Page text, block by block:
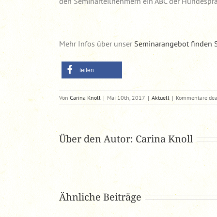
Mehr Infos über unserSeminarangebot finden
teilen
Von Carina Knoll | Mai 10th, 2017 | Aktuell | Kommentare
Über den Autor: Carina Knoll
Ähnliche Beiträge